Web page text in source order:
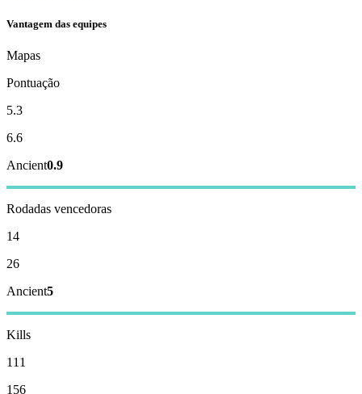
Vantagem das equipes
Mapas
Pontuação
5.3
6.6
Ancient0.9
Rodadas vencedoras
14
26
Ancient5
Kills
111
156